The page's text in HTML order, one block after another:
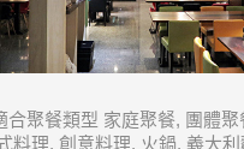
合聚餐類型 家庭聚餐, 團體
料理, 創意料理, 火鍋, 義大